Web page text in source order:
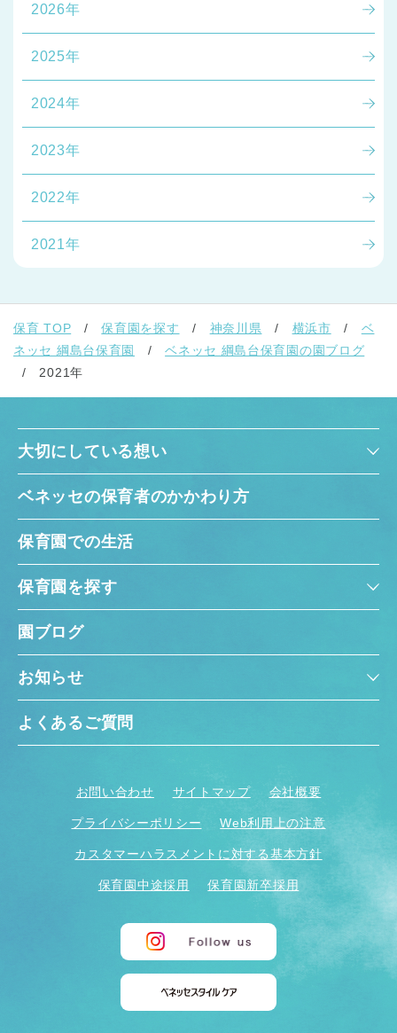
2026年
2025年
2024年
2023年
2022年
2021年
保育 TOP 保育園を探す 神奈川県 横浜市
ベ
ネッセ 綱島台保育園
ベネッセ 綱島台保育園の園ブログ
2021年
大切にしている想い
ベネッセの保育者のかかわり方
保育園での生活
保育園を探す
園ブログ
お知らせ
よくあるご質問
お問い合わせ サイトマップ 会社概要
プライバシーポリシー Web利用上の注意
カスタマーハラスメントに対する基本方針
保育園中途採用 保育園新卒採用